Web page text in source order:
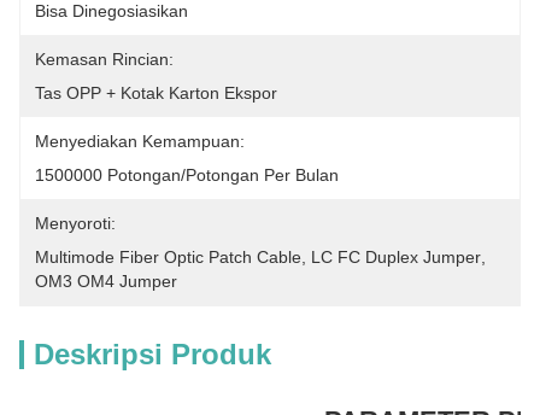
Bisa Dinegosiasikan
Kemasan Rincian:
Tas OPP + Kotak Karton Ekspor
Menyediakan Kemampuan:
1500000 Potongan/potongan Per Bulan
Menyoroti:
Multimode Fiber Optic Patch Cable LC FC Duplex Jumper
OM3 OM4 Jumper
Deskripsi Produk